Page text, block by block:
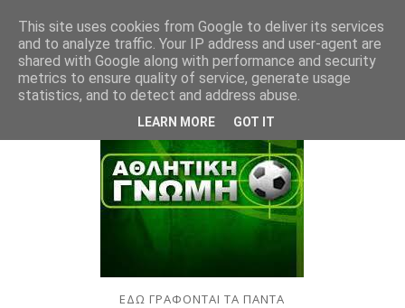
ΕΔΩ ΓΡΑΦΟΝΤΑΙ ΤΑ ΠΑΝΤΑ
This site uses cookies from Google to deliver its services
and to analyze traffic. Your IP address and user-agent are
shared with Google along with performance and security
metrics to ensure quality of service, generate usage
statistics, and to detect and address abuse.
LEARN MORE GOT IT